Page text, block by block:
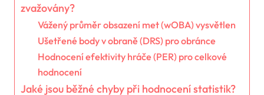
zvažovány?
Vážený průměr obsazení met (wOBA) vysvětlen
Ušetřené body v obraně (DRS) pro obránce
Hodnocení efektivity hráče (PER) pro celkové
hodnocení
Jaké jsou běžné chyby při hodnocení statistik?